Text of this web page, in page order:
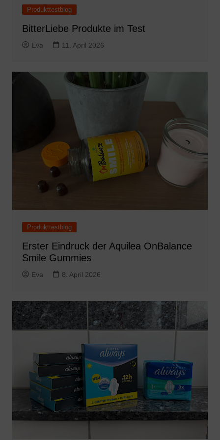
Produkttestblog
BitterLiebe Produkte im Test
Eva 11. April 2026
Produkttestblog
Erster Eindruck der Aquilea OnBalance
Smile Gummies
Eva 8. April 2026